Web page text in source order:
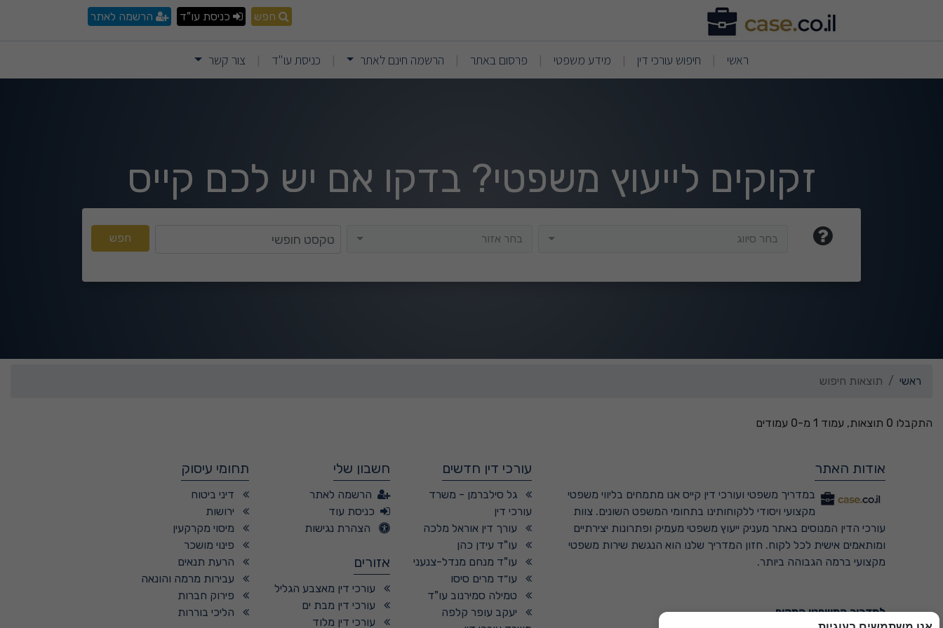
תוצאות חיפוש חפש כניסת עו"ד הרשמה לאתר
ראשי | חיפוש עורכי דין | מידע משפטי | פרסום באתר | הרשמה חינם לאתר | כניסת עו"ד | צור קשר
זקוקים לייעוץ משפטי? בדקו אם יש לכם קייס
בחר סיווג בחר אזור חפש
ראשי תוצאות חיפוש
התקבלו 0 תוצאות, עמוד 1 מ-0 עמודים
אודות האתר
במדריך משפטי ועורכי דין קייס אנו מתמחים בליווי משפטי
מקצועי ויסודי ללקוחותינו בתחומי המשפט השונים. צוות
עורכי הדין המנוסים באתר מעניק ייעוץ משפטי מעמיק ופתרונות יצירתיים
ומותאמים אישית לכל לקוח. חזון המדריך שלנו הוא הנגשת שירות משפטי
מקצועי ברמה הגבוהה ביותר.
למדריך המשפטי המקיף ←
עורכי דין חדשים
גל סילברמן - משרד
עורכי דין
עורך דין אוראל מלכה
עו"ד עידן כהן
עו"ד מנחם מנדל-צנעני
עו״ד מרים סיסו
טמילה סמירנוב עו"ד
יעקב עופר קלפה
חשבון שלי
הרשמה לאתר
כניסת עוד
הצהרת נגישות
אזורים
עורכי דין מאצבע הגליל
עורכי דין מבת ים
עורכי דין מלוד
תחומי עיסוק
דיני ביטוח
ירושות
מיסוי מקרקעין
פינוי מושכר
הרעת תנאים
עבירות מרמה והונאה
פירוק חברות
הליכי בוררות